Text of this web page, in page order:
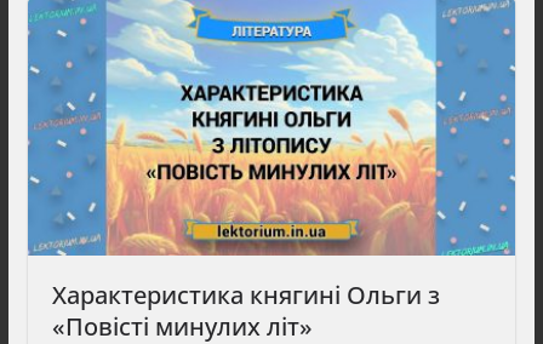
Характеристика княгині Ольги з
«Повісті минулих літ»